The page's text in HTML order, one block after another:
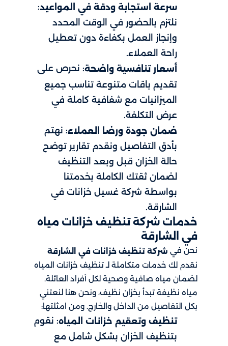
سرعة استجابة ودقة في المواعيد:
نلتزم بالحضور في الوقت المحدد
وإنجاز العمل بكفاءة دون تعطيل
راحة العملاء.
أسعار تنافسية واضحة: نحرص على
تقديم باقات متنوعة تناسب جميع
الميزانيات مع شفافية كاملة في
عرض التكلفة.
ضمان جودة ورضا العملاء: نهتم
بأدق التفاصيل ونقدم تقارير توضح
حالة الخزان قبل وبعد التنظيف
لضمان ثقتك الكاملة بخدمتنا
بواسطة شركة غسيل خزانات في
الشارقة.
خدمات شركة تنظيف خزانات مياه
في الشارقة
نحن في شركة تنظيف خزانات في الشارقة
نقدم لك خدمات متكاملة لـ تنظيف خزانات المياه
لضمان مياه صافية وصحية لكل أفراد العائلة.
مياه نظيفة تبدأ بخزان نظيف، ونحن هنا لنعتني
بكل التفاصيل من الداخل والخارج. ومن امثلتها:
تنظيف وتعقيم خزانات المياه: نقوم
بتنظيف الخزان بشكل شامل مع